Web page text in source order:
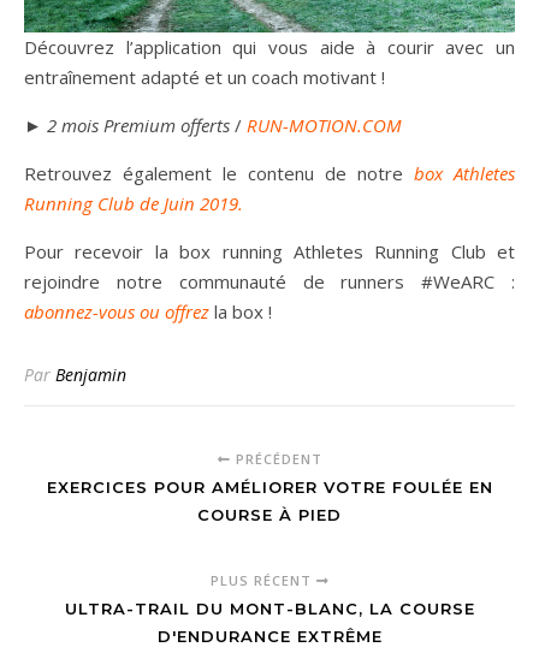
Découvrez l’application qui vous aide à courir avec un
entraînement adapté et un coach motivant !
► 2 mois Premium offerts / RUN-MOTION.COM
Retrouvez également le contenu de notre box Athletes
Running Club de Juin 2019.
Pour recevoir la box running Athletes Running Club et
rejoindre notre communauté de runners #WeARC :
abonnez-vous ou offrez la box !
Par Benjamin
PRÉCÉDENT
EXERCICES POUR AMÉLIORER VOTRE FOULÉE EN
COURSE À PIED
PLUS RÉCENT
ULTRA-TRAIL DU MONT-BLANC, LA COURSE
D'ENDURANCE EXTRÊME